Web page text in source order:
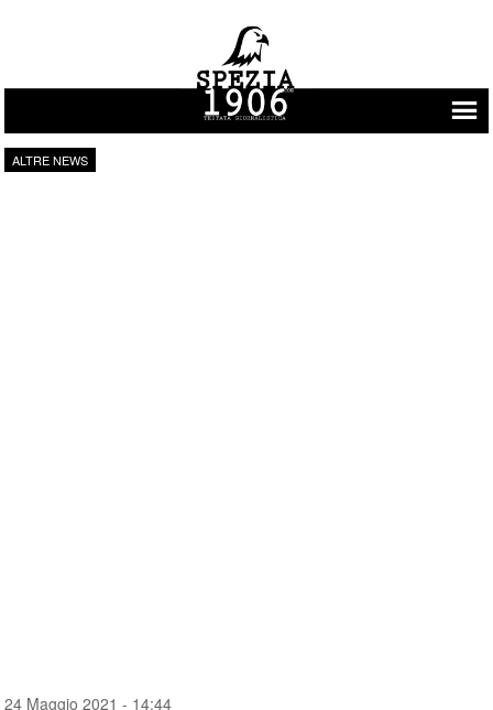
Vai al contenuto
ALTRE NEWS
24 Maggio 2021 - 14:44